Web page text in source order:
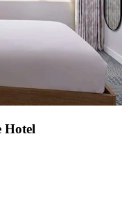
Hotel